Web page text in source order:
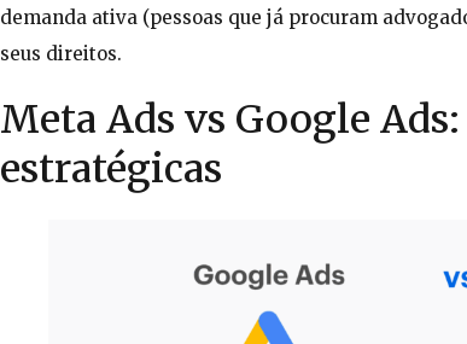
demanda ativa (pessoas que já procuram
seus direitos.
Meta Ads vs Google
estratégicas